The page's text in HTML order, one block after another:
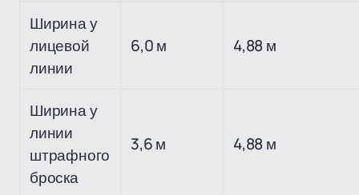
Ширина у
лицевой
линии
6,0 м 4,88 м
Ширина у
линии
штрафного
броска
3,6 м 4,88 м